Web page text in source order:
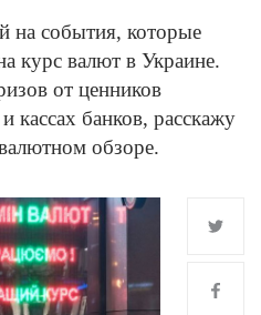
на события, которые
курс валют в Украине.
от ценников
кассах банков, расскажу
обзоре.